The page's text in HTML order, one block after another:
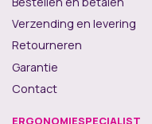
Verzending en levering
Retourneren
Garantie
Contact
ERGONOMIESPECIALIST